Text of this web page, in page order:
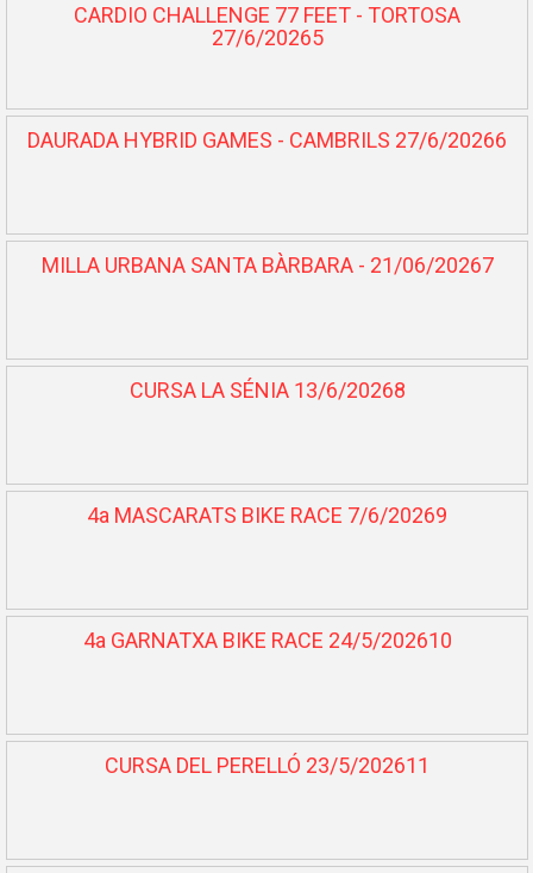
CARDIO CHALLENGE 77 FEET - TORTOSA
27/6/20265
DAURADA HYBRID GAMES - CAMBRILS 27/6/20266
MILLA URBANA SANTA BÀRBARA - 21/06/20267
CURSA LA SÉNIA 13/6/20268
4a MASCARATS BIKE RACE 7/6/20269
4a GARNATXA BIKE RACE 24/5/202610
CURSA DEL PERELLÓ 23/5/202611